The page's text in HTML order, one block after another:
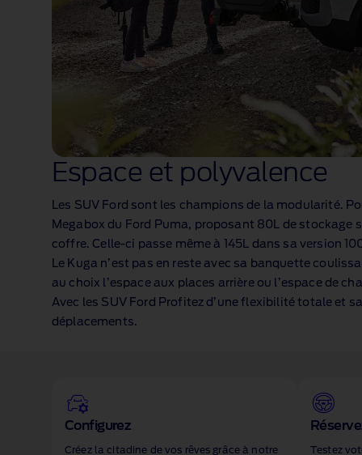
Espace et polyvalence
Les SUV Ford sont les champions de la modularité.
Megabox du Ford Puma, proposant 80L de stockage
coffre. Celle‑ci passe même à 145L dans sa version
Le Kuga n’est pas en reste avec sa banquette
au choix l’espace aux places arrière ou l’espace de
Avec les SUV Ford Profitez d’une flexibilité totale et
déplacements.
Configurez
Créez la citadine de vos rêves grâce à notre Testez